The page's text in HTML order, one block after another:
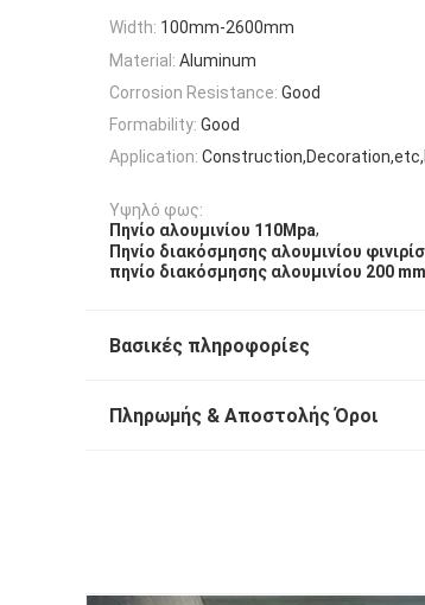
Width: 100mm-2600mm
Material: Aluminum
Corrosion Resistance: Good
Formability: Good
Application:
Υψηλό φως:
Πηνίο αλουμινίου 110Mpa,
Πηνίο διακόσμησης αλουμινίου
πηνίο διακόσμησης αλουμινίου 200 mm
Βασικές πληροφορίες
Πληρωμής & Αποστολής Όροι